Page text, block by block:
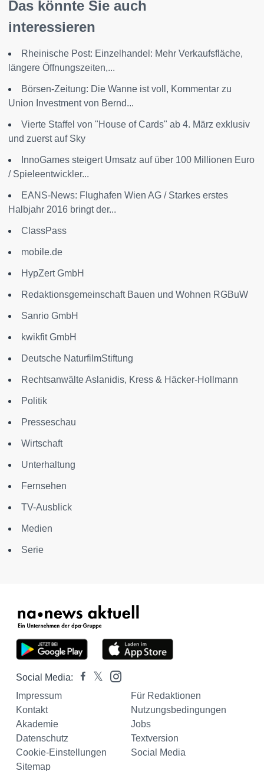
Das könnte Sie auch
interessieren
Rheinische Post: Einzelhandel: Mehr Verkaufsfläche,
längere Öffnungszeiten,...
Börsen-Zeitung: Die Wanne ist voll, Kommentar zu
Union Investment von Bernd...
Vierte Staffel von "House of Cards" ab 4. März exklusiv
und zuerst auf Sky
InnoGames steigert Umsatz auf über 100 Millionen Euro
/ Spieleentwickler...
EANS-News: Flughafen Wien AG / Starkes erstes
Halbjahr 2016 bringt der...
ClassPass
mobile.de
HypZert GmbH
Redaktionsgemeinschaft Bauen und Wohnen RGBuW
Sanrio GmbH
kwikfit GmbH
Deutsche NaturfilmStiftung
Rechtsanwälte Aslanidis, Kress & Häcker-Hollmann
Politik
Presseschau
Wirtschaft
Unterhaltung
Fernsehen
TV-Ausblick
Medien
Serie
Social Media:
Impressum
Für Redaktionen
Kontakt
Nutzungsbedingungen
Akademie
Jobs
Datenschutz
Textversion
Cookie-Einstellungen
Social Media
Sitemap